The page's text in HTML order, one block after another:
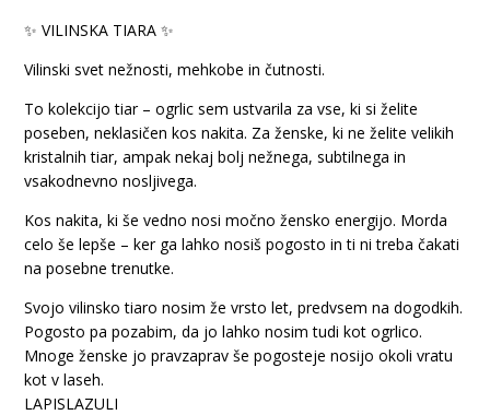
✨ VILINSKA TIARA ✨
Vilinski svet nežnosti, mehkobe in čutnosti.
To kolekcijo tiar – ogrlic sem ustvarila za vse, ki si želite
poseben, neklasičen kos nakita. Za ženske, ki ne želite velikih
kristalnih tiar, ampak nekaj bolj nežnega, subtilnega in
vsakodnevno nosljivega.
Kos nakita, ki še vedno nosi močno žensko energijo. Morda
celo še lepše – ker ga lahko nosiš pogosto in ti ni treba čakati
na posebne trenutke.
Svojo vilinsko tiaro nosim že vrsto let, predvsem na dogodkih.
Pogosto pa pozabim, da jo lahko nosim tudi kot ogrlico.
Mnoge ženske jo pravzaprav še pogosteje nosijo okoli vratu
kot v laseh.
LAPISLAZULI